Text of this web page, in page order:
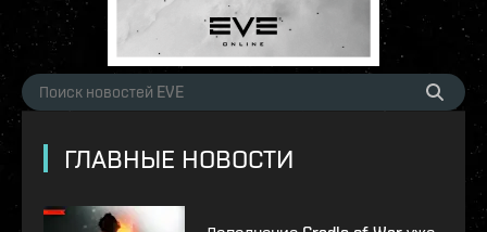
ГЛАВНЫЕ НОВОСТИ